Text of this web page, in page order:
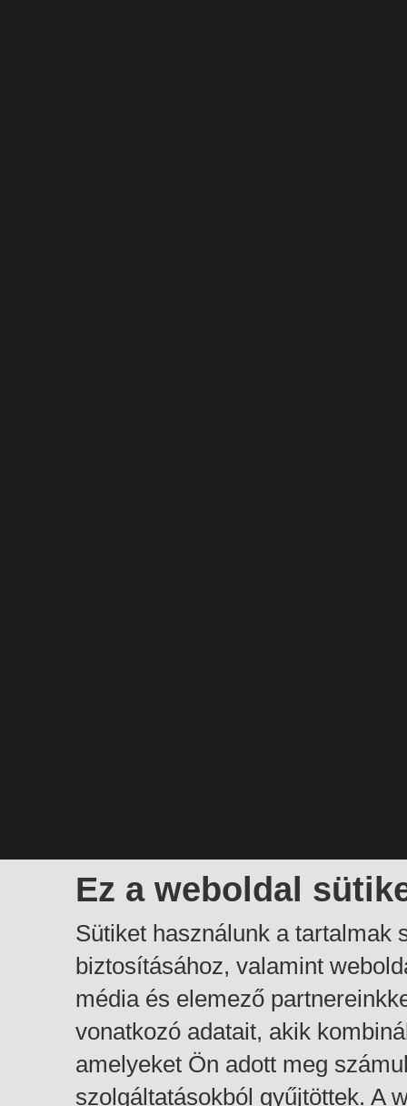
Ez a weboldal
Sütiket használunk a tartalmak
biztosításához, valamint
média és elemező
vonatkozó adatait, akik
amelyeket Ön adott meg
szolgáltatásokból gyűjtöttek. A